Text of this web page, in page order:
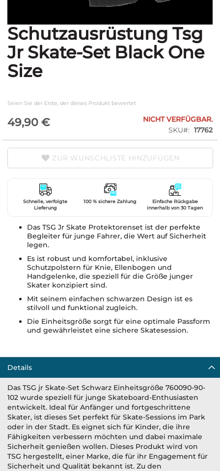
Zum
Anfang
der
Bildgalerie
springen
Schutzausrüstung Tsg
Jr Skate-Set Black One
Size
Seien Sie der Erste, der dieses Produkt bewertet
49,90 €
NICHT VERFÜGBAR.
SKU
17762
ZUR WUNSCHLISTE HINZUFÜGEN
Schnelle, verfolgte
Lieferung
100 % sichere Zahlung
Einfache Rückgabe
innerhalb von 30 Tagen
Das TSG Jr Skate Protektorenset ist der perfekte
Begleiter für junge Fahrer, die Wert auf Sicherheit
legen.
Es ist robust und komfortabel, inklusive
Schutzpolstern für Knie, Ellenbogen und
Handgelenke, die speziell für die Größe junger
Skater konzipiert sind.
Mit seinem einfachen schwarzen Design ist es
stilvoll und funktional zugleich.
Die Einheitsgröße sorgt für eine optimale Passform
und gewährleistet eine sichere Skatesession.
Details
Das TSG jr Skate-Set Schwarz Einheitsgröße 760090-90-
102 wurde speziell für junge Skateboard-Enthusiasten
entwickelt. Ideal für Anfänger und fortgeschrittene
Skater, ist dieses Set perfekt für Skate-Sessions im Park
oder in der Stadt. Es eignet sich für Kinder, die ihre
Fähigkeiten verbessern möchten und dabei maximale
Sicherheit genießen wollen. Dieses Produkt wird von
TSG hergestellt, einer Marke, die für ihr Engagement für
Sicherheit und Qualität bekannt ist. Zu den